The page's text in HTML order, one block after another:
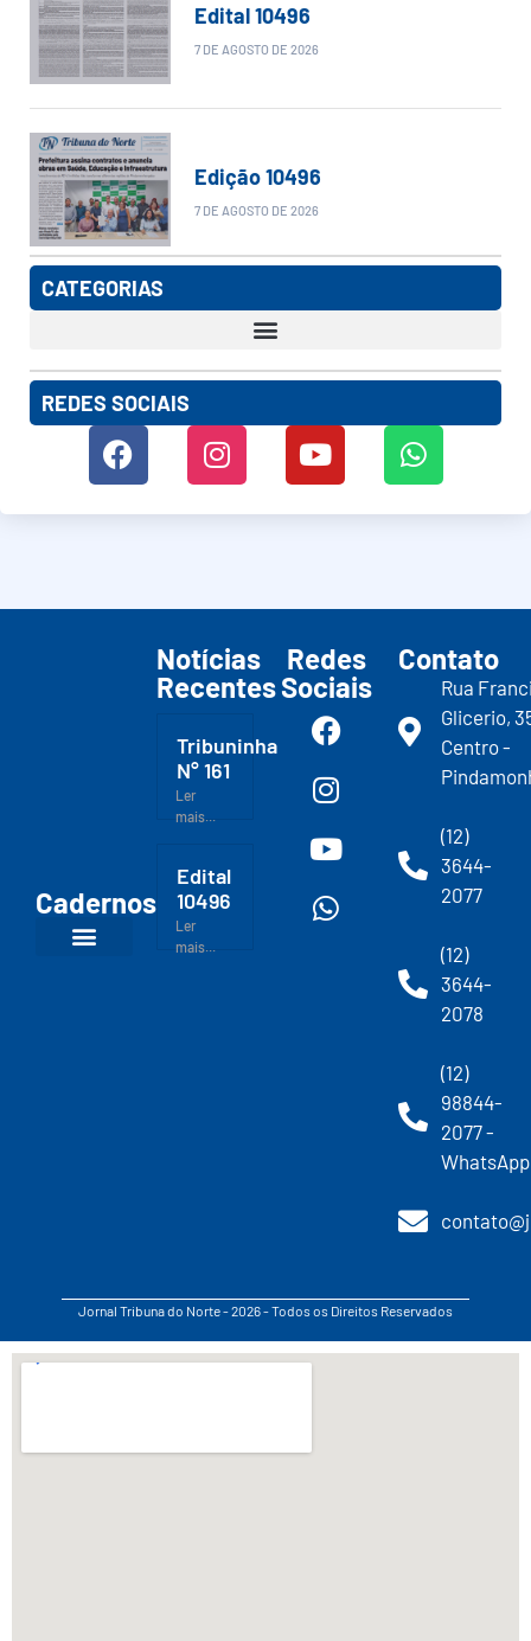
Edital 10496
7 DE AGOSTO DE 2026
Edição 10496
7 DE AGOSTO DE 2026
CATEGORIAS
REDES SOCIAIS
Cadernos
Notícias
Recentes
Tribuninha
N° 161
Ler
mais...
Edital
10496
Ler
mais...
Redes
Sociais
Contato
Rua
Glicerio,
Centro -
(12)
3644-
2077
(12)
3644-
2078
(12)
98844-
2077 -
WhatsApp
Jornal Tribuna do Norte - 2026 - Todos os Direitos Reservados